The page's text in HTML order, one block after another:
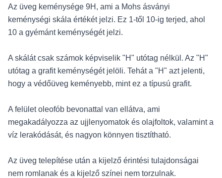
Az üveg keménysége 9H, ami a Mohs ásványi
keménységi skála értékét jelzi. Ez 1-től 10-ig terjed, ahol
10 a gyémánt keménységét jelzi.
A skálát csak számok képviselik "H" utótag nélkül. Az "H"
utótag a grafit keménységét jelöli. Tehát a "H" azt jelenti,
hogy a védőüveg keményebb, mint ez a típusú grafit.
A felület oleofób bevonattal van ellátva, ami
megakadályozza az ujjlenyomatok és olajfoltok, valamint a
víz lerakódását, és nagyon könnyen tisztítható.
Az üveg telepítése után a kijelző érintési tulajdonságai
nem romlanak és a kijelző színei nem torzulnak.